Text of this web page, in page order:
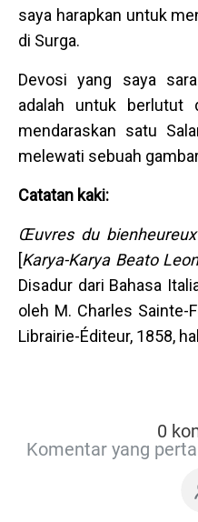
saya harapkan untuk
di Surga.
Devosi yang saya
adalah untuk berlutut
mendaraskan satu
melewati sebuah
Catatan kaki:
Œuvres du
[Karya-Karya Beato
Disadur dari Bahasa
oleh M. Charles Sainte-
Librairie-Éditeur, 1858,
0
Komentar yang